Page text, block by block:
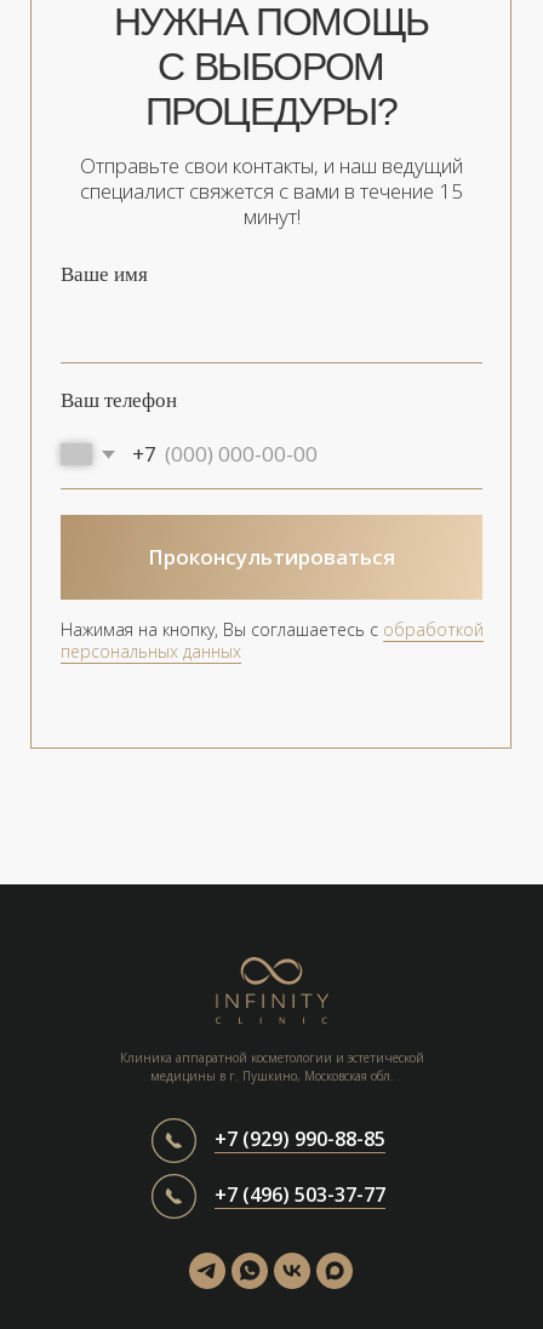
Клиника аппаратной косметологии и эстетической
медицины в г. Пушкино, Московская обл.
+7 (929) 990-88-85
+7 (496) 503-37-77